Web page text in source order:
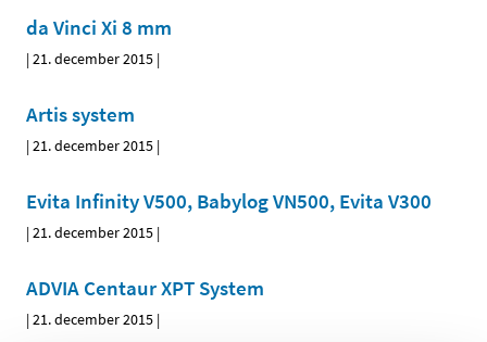
da Vinci Xi 8 mm
|21. december 2015 |
Artis system
|21. december 2015 |
Evita Infinity V500, Babylog VN500, Evita V300
|21. december 2015 |
ADVIA Centaur XPT System
|21. december 2015 |